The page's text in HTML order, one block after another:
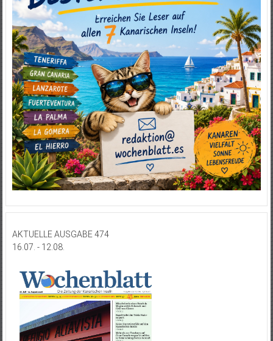
AKTUELLE AUSGABE 474
16.07. - 12.08.